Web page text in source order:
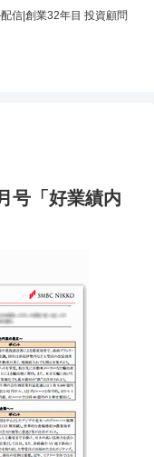
信|創業32年目 投資顧問
号「好業績内